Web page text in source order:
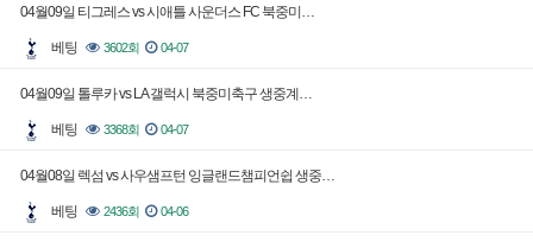
04월09일 티그레스 vs 시애틀 사운더스 FC 북중미…
베팅 3602회 04-07
04월09일 톨루카 vs LA 갤럭시 북중미축구 생중계…
베팅 3368회 04-07
04월08일 렉섬 vs 사우샘프턴 잉글랜드챔피언쉽 생중…
베팅 2436회 04-06